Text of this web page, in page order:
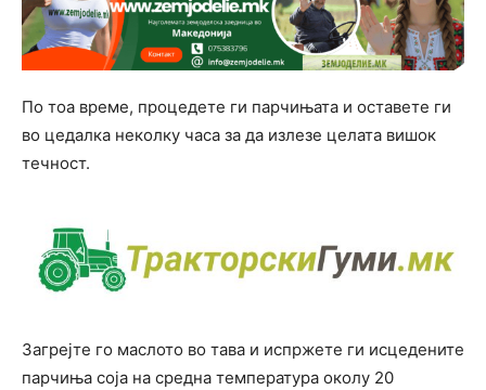
По тоа време, процедете ги парчињата и оставете ги
во цедалка неколку часа за да излезе целата вишок
течност.
Загрејте го маслото во тава и испржете ги исцедените
парчиња соја на средна температура околу 20